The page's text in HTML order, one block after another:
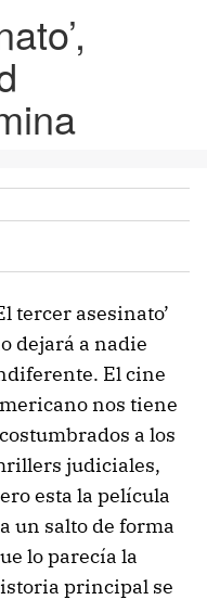
tercer asesinato’
dejará a nadie
El cine
nos tiene
a los
judiciales,
esta la película
un salto de forma
lo parecía la
principal se